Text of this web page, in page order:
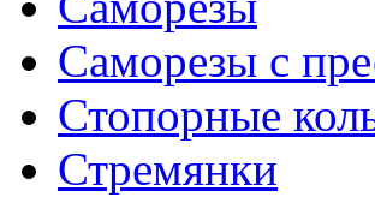
Саморезы с
Стопорные
Стремянки